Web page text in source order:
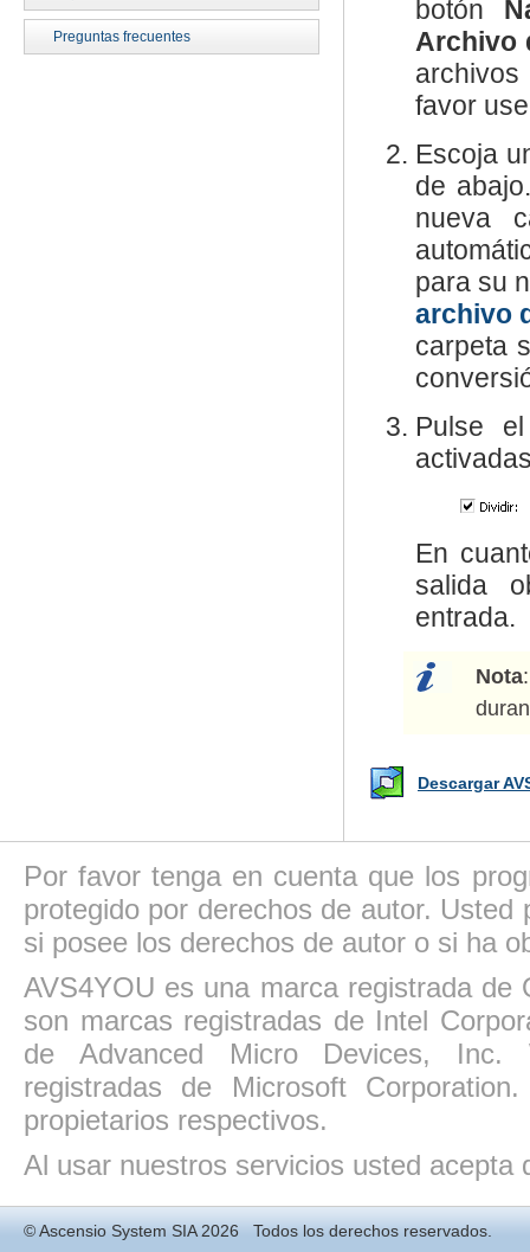
botón
Archivo
favor
Escoja
de
nueva
para su
archivo
carpeta
Pulse
En
salida
entrada.
Nota
Descargar
Preguntas frecuentes
Por favor tenga en cuenta que los
protegido por derechos de autor.
si posee los derechos de autor o si ha
AVS4YOU es una marca registrada
son marcas registradas de Intel
de Advanced Micro Devices, Inc.
registradas de Microsoft
propietarios respectivos.
Al usar nuestros servicios usted acepta
©Ascensio System SIA2026 Todos los derechos reservados.